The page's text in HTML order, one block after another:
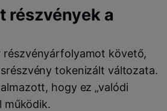
részvények a
részvényárfolyamot követő,
tokenizált változata.
hogy ez „valódi
működik.